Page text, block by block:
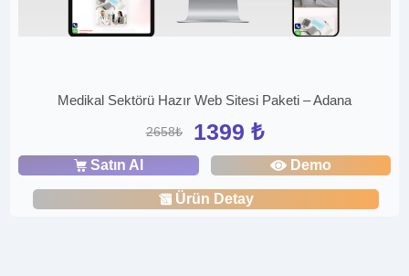
Medikal Sektörü Hazır Web Sitesi Paketi – Adana
2658₺ 1399 ₺
Satın Al Demo
Ürün Detay